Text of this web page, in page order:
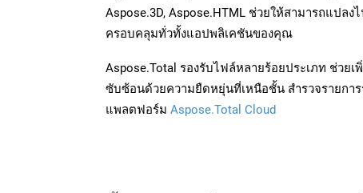
Aspose.3D, Aspose.HTML ช่วยให้สามารถแปล
ครอบคลุมทั่วทั้งแอปพลิเคชันของคุณ
Aspose.Total รองรับไฟล์หลายร้อยประเภท ช่วย
ซับซ้อนด้วยความยืดหยุ่นที่เหนือชั้น สำรวจรายกา
แพลตฟอร์ม Aspose.Total Cloud